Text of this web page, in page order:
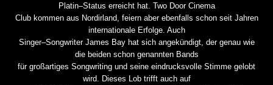
Platin–Status erreicht hat. Two Door Cinema
Club kommen aus Nordirland, feiern aber ebenfalls schon seit Jahren
internationale Erfolge. Auch
Singer–Songwriter James Bay hat sich angekündigt, der genau wie
die beiden schon genannten Bands
für großartiges Songwriting und seine eindrucksvolle Stimme gelobt
wird. Dieses Lob trifft auch auf